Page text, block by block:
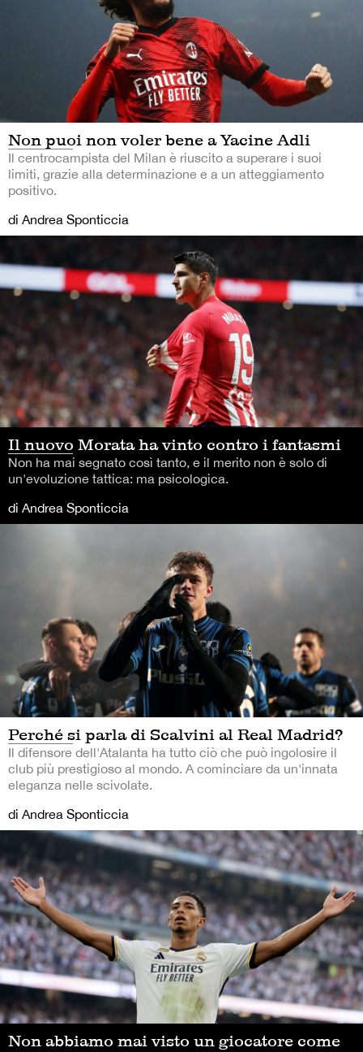
Non puoi non voler bene a Yacine Adli
Il centrocampista del Milan è riuscito a superare i suoi
limiti, grazie alla determinazione e a un atteggiamento
positivo.
di Andrea Sponticcia
Il nuovo Morata ha vinto contro i fantasmi
Non ha mai segnato così tanto, e il merito non è solo di
un'evoluzione tattica: ma psicologica.
di Andrea Sponticcia
Perché si parla di Scalvini al Real Madrid?
Il difensore dell'Atalanta ha tutto ciò che può ingolosire il
club più prestigioso al mondo. A cominciare da un'innata
eleganza nelle scivolate.
di Andrea Sponticcia
Non abbiamo mai visto un giocatore come